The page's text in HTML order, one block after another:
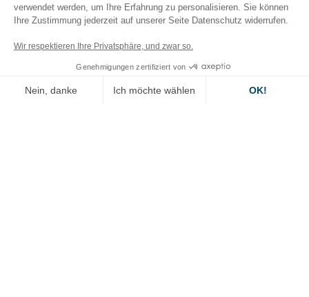
Dokumenten-bibliothek
Unsere Anwendung „ID“ Augmented
verwendet werden, um Ihre Erfahrung zu personalisieren. Sie können
Ihre Zustimmung jederzeit auf unserer Seite Datenschutz widerrufen.
Wir respektieren Ihre Privatsphäre, und zwar so.
Genehmigungen zertifiziert von
Nein, danke Ich möchte wählen
OK!